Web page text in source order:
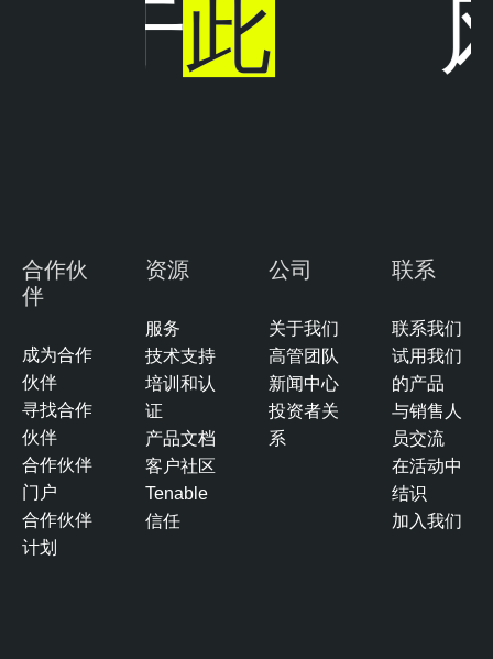
r
y
于此
合作伙
伴
成为合作
伙伴
寻找合作
伙伴
合作伙伴
门户
合作伙伴
计划
资源
服务
技术支持
培训和认
证
产品文档
客户社区
Tenable
信任
公司
关于我们
高管团队
新闻中心
投资者关
系
联系
联系我们
试用我们
的产品
与销售人
员交流
在活动中
结识
加入我们